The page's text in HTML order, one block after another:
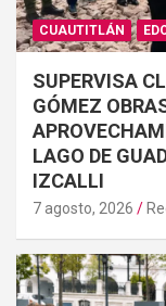
CUAUTITLÁN
SUPERVISA
GÓMEZ
LAGO DE
IZCALLI
7 agosto, 2026